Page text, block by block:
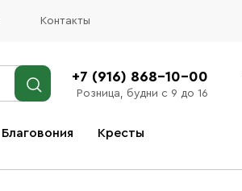
Контакты
+7 (916) 868-10-00
Розница, будни с 9 до 16
Благовония Кресты